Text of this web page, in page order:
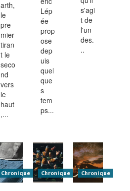
arth,
le
pre
mier
tiran
t le
seco
nd
vers
le
haut
,...
Lép
ée
prop
ose
dep
uis
quel
que
s
tem
ps...
s'agi
t de
l'un
des.
..
Chronique Chronique Chronique